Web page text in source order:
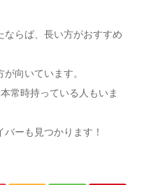
ならば、長い方がおすすめ
向いています。
常時持っている人もいま
ーも見つかります！